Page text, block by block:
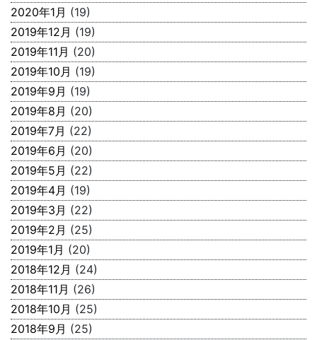
2020年1月 (19)
2019年12月 (19)
2019年11月 (20)
2019年10月 (19)
2019年9月 (19)
2019年8月 (20)
2019年7月 (22)
2019年6月 (20)
2019年5月 (22)
2019年4月 (19)
2019年3月 (22)
2019年2月 (25)
2019年1月 (20)
2018年12月 (24)
2018年11月 (26)
2018年10月 (25)
2018年9月 (25)